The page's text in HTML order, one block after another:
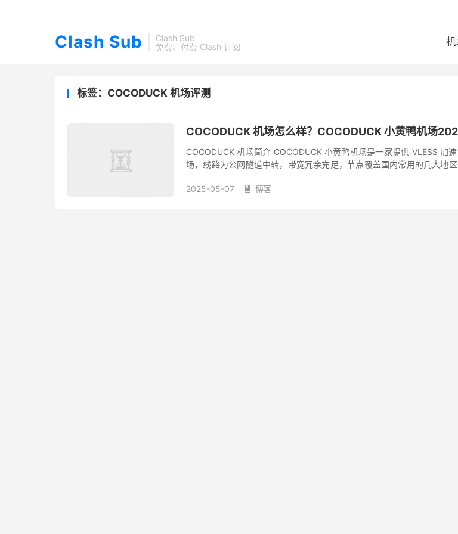
Clash Sub
Clash Sub
免费、付费 Clash 订阅
标签：COCODUCK 机场评测
COCODUCK 机场怎么样？COCODUCK 小黄鸭机场
COCODUCK 机场简介 COCODUCK 小黄鸭机场是一家提供 VLESS 加
场，线路为公网隧道中转，带宽冗余充足，节点覆盖国内常用的几大地区
2025-05-07  博客